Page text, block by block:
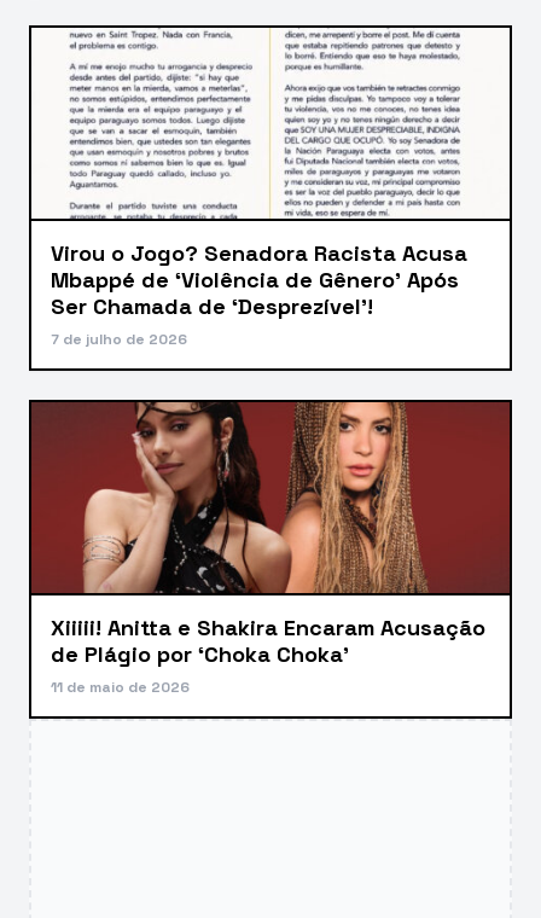
Virou o Jogo? Senadora Racista Acusa
Mbappé de ‘Violência de Gênero’ Após
Ser Chamada de ‘Desprezível’!
7 de julho de 2026
Xiiiii! Anitta e Shakira Encaram Acusação
de Plágio por ‘Choka Choka’
11 de maio de 2026